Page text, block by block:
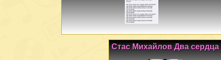
Стас Михайлов Два сердца